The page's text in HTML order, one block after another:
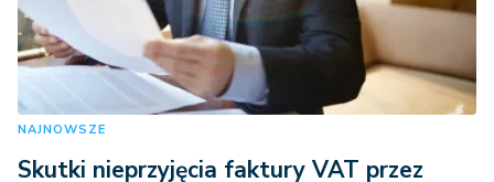
NAJNOWSZE
Skutki nieprzyjęcia faktury VAT przez